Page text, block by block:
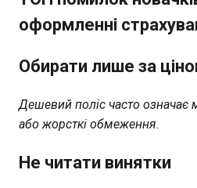
оформленні
Обирати лише за
Дешевий поліс часто означає
або жорсткі обмеження.
Не читати винятки